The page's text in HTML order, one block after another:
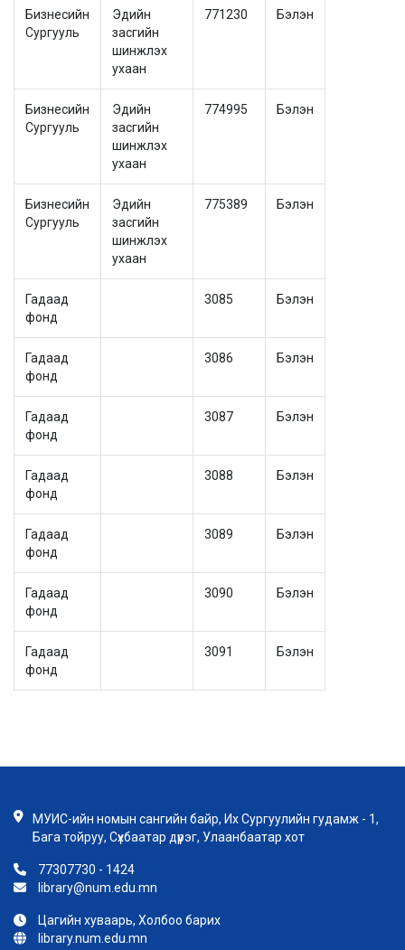
Бизнесийн
Сургууль
Эдийн
засгийн
шинжлэх
ухаан
771230 Бэлэн
Бизнесийн
Сургууль
Эдийн
засгийн
шинжлэх
ухаан
774995 Бэлэн
Бизнесийн
Сургууль
Эдийн
засгийн
шинжлэх
ухаан
775389 Бэлэн
Гадаад
фонд
3085 Бэлэн
Гадаад
фонд
3086 Бэлэн
Гадаад
фонд
3087 Бэлэн
Гадаад
фонд
3088 Бэлэн
Гадаад
фонд
3089 Бэлэн
Гадаад
фонд
3090 Бэлэн
Гадаад
фонд
3091 Бэлэн
МУИС-ийн номын сангийн байр, Их Сургуулийн гудамж - 1,
Бага тойруу, Сүхбаатар дүүрэг, Улаанбаатар хот
77307730 - 1424
library@num.edu.mn
Цагийн хуваарь, Холбоо барих
library.num.edu.mn